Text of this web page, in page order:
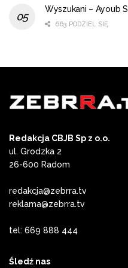
czerwca b.r. w Hotelu
Biznesu. Wydarzenie
Partnerem Strategicznym
Wyszukani – Ayoub
663 PODZIEL SIĘ
Redakcja CBJB Sp z o.o.
ul. Grodzka 2
26-600 Radom
redakcja@zebrra.tv
reklama@zebrra.tv
tel: 669 888 444
Śledź nas